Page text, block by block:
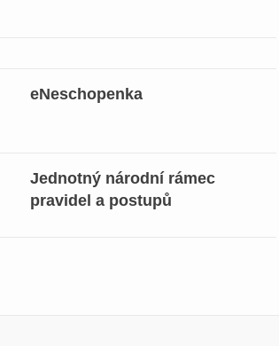
eNeschopenka
Jednotný národní rámec
pravidel a postupů